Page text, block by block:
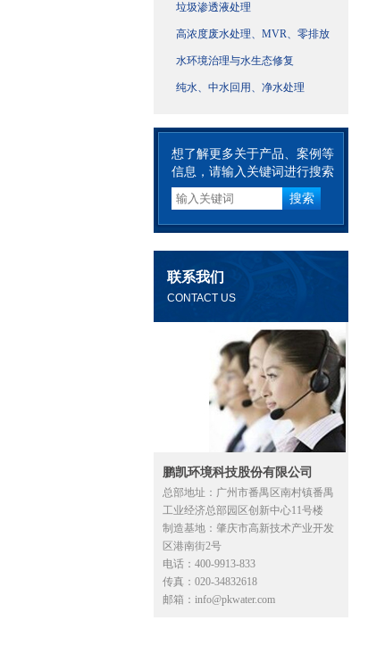
垃圾渗透液处理
高浓度废水处理、MVR、零排放
水环境治理与水生态修复
纯水、中水回用、净水处理
想了解更多关于产品、案例等
信息，请输入关键词进行搜索
联系我们
CONTACT US
鹏凯环境科技股份有限公司
总部地址：广州市番禺区南村镇番禺
工业经济总部园区创新中心11号楼
制造基地：肇庆市高新技术产业开发
区港南街2号
电话：400-9913-833
传真：020-34832618
邮箱：info@pkwater.com